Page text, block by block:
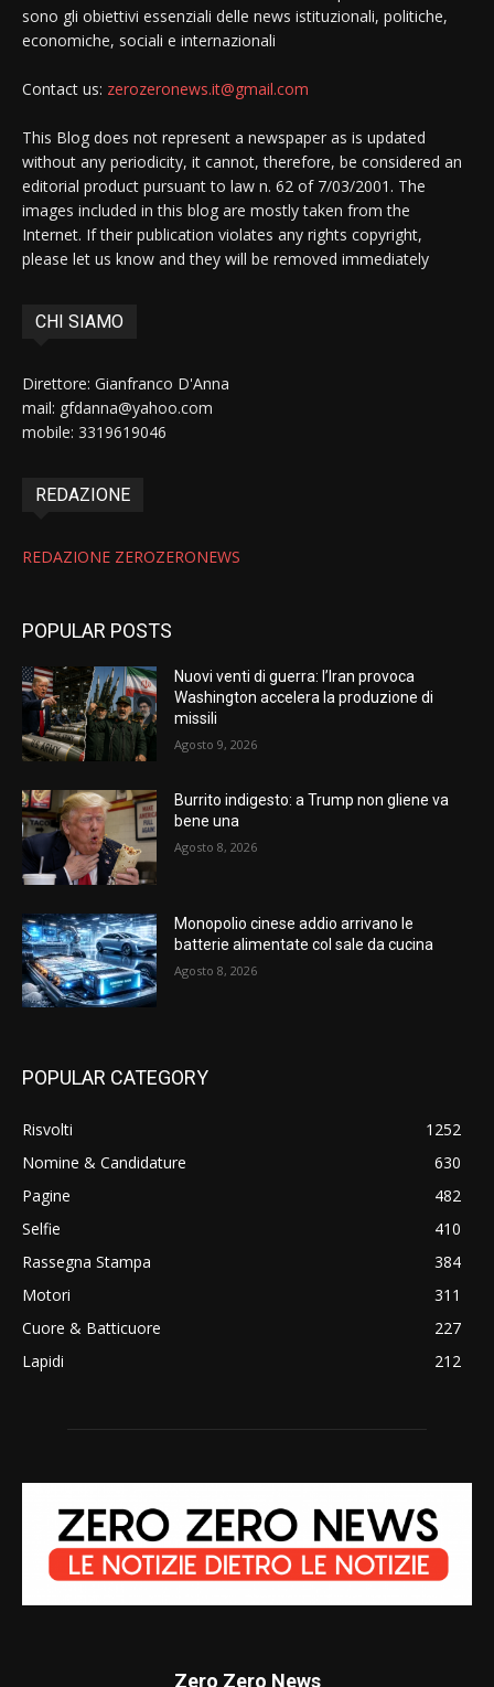
sono gli obiettivi essenziali delle news istituzionali, politiche,
economiche, sociali e internazionali
Contact us: zerozeronews.it@gmail.com
This Blog does not represent a newspaper as is updated
without any periodicity, it cannot, therefore, be considered an
editorial product pursuant to law n. 62 of 7/03/2001. The
images included in this blog are mostly taken from the
Internet. If their publication violates any rights copyright,
please let us know and they will be removed immediately
CHI SIAMO
Direttore: Gianfranco D'Anna
mail: gfdanna@yahoo.com
mobile: 3319619046
REDAZIONE
REDAZIONE ZEROZERONEWS
POPULAR POSTS
Nuovi venti di guerra: l’Iran provoca
Washington accelera la produzione di
missili
Agosto 9, 2026
Burrito indigesto: a Trump non gliene va
bene una
Agosto 8, 2026
Monopolio cinese addio arrivano le
batterie alimentate col sale da cucina
Agosto 8, 2026
POPULAR CATEGORY
Risvolti
1252
Nomine & Candidature
630
Pagine
482
Selfie
410
Rassegna Stampa
384
Motori
311
Cuore & Batticuore
227
Lapidi
212
Zero Zero News